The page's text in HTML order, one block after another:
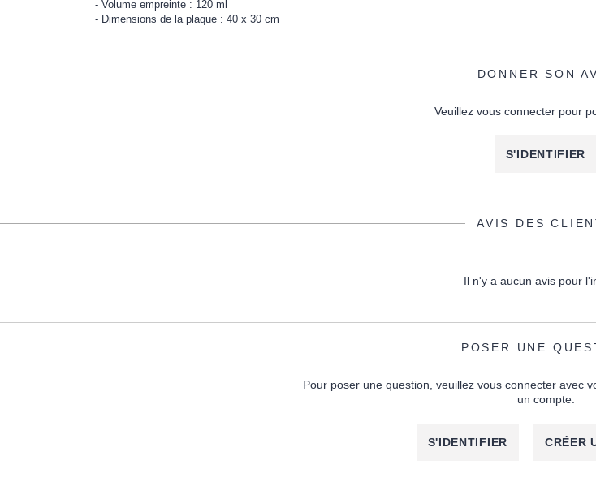
Volume empreinte : 120 ml
Dimensions de la plaque : 40 x 30 cm
DONNER SON
Veuillez vous connecter pour
S'IDENTIFIER
AVIS DES
Il n'y a aucun avis pour
POSER UNE
Pour poser une question, veuillez vous connecter avec
un compte.
S'IDENTIFIER CRÉER